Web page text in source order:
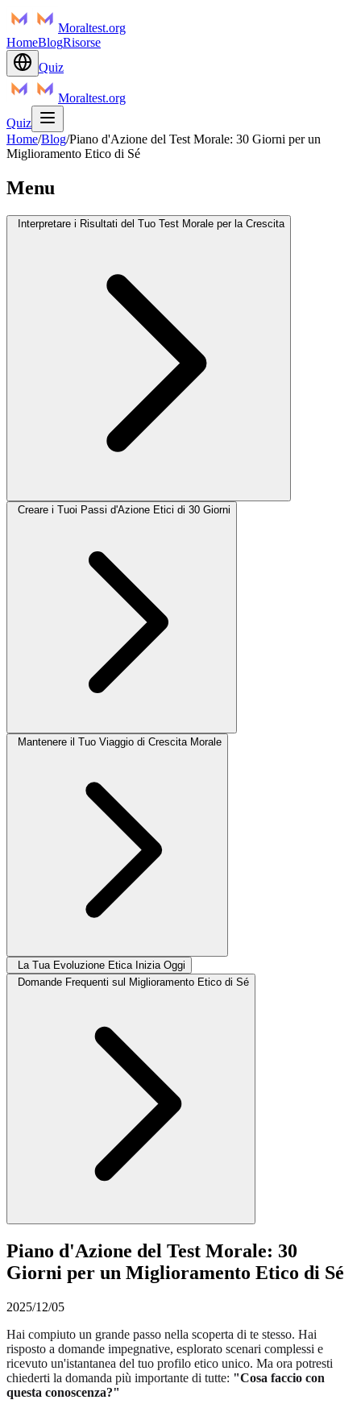
Moraltest.org
HomeBlogRisorse
Quiz
Moraltest.org
Quiz
Home/Blog/Piano d'Azione del Test Morale: 30 Giorni per un
Miglioramento Etico di Sé
Menu
Interpretare i Risultati del Tuo Test Morale per la Crescita
Creare i Tuoi Passi d'Azione Etici di 30 Giorni
Mantenere il Tuo Viaggio di Crescita Morale
La Tua Evoluzione Etica Inizia Oggi
Domande Frequenti sul Miglioramento Etico di Sé
Piano d'Azione del Test Morale: 30
Giorni per un Miglioramento Etico di Sé
2025/12/05
Hai compiuto un grande passo nella scoperta di te stesso. Hai
risposto a domande impegnative, esplorato scenari complessi e
ricevuto un'istantanea del tuo profilo etico unico. Ma ora potresti
chiederti la domanda più importante di tutte: "Cosa faccio con
questa conoscenza?"